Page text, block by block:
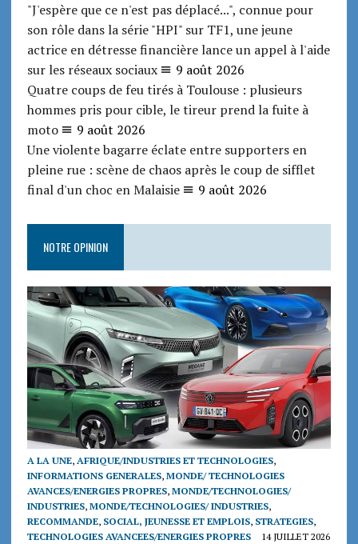
"J'espère que ce n'est pas déplacé...", connue pour
son rôle dans la série "HPI" sur TF1, une jeune
actrice en détresse financière lance un appel à l'aide
sur les réseaux sociaux
9 août 2026
Quatre coups de feu tirés à Toulouse : plusieurs
hommes pris pour cible, le tireur prend la fuite à
moto
9 août 2026
Une violente bagarre éclate entre supporters en
pleine rue : scène de chaos après le coup de sifflet
final d'un choc en Malaisie
9 août 2026
NOTRE OPINION
A LA UNE, AFRIQUE/INDUSTRIES ET TECHNOLOGIES,
INFORMATIONS GENERALES, MONDE/ TECHNOLOGIES
AVANCES/ENERGIES PROPRES, MONDE/TECHNOLOGIES/
INDUSTRIES, MONDE/TECHNOLOGIES/ INDUSTRIES,
RECOMMANDE, SOCIAL, JEUNESSE ET EMPLOIS, STRATEGIES,
TECHNOLOGIES AVANCEES/ENERGIES PROPRES
14 JUILLET 2026